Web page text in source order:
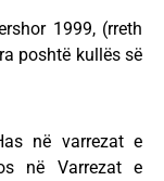
1999, (rreth
poshtë kullës së
në varrezat e
në Varrezat e